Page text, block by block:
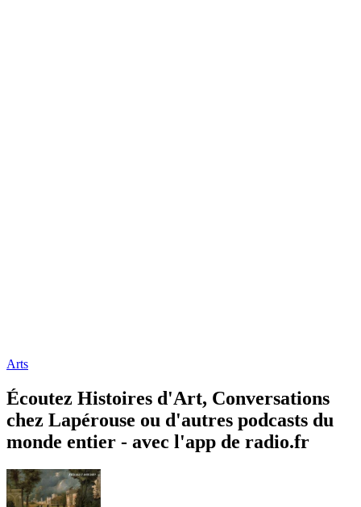
Arts
Écoutez Histoires d'Art, Conversations
chez Lapérouse ou d'autres podcasts du
monde entier - avec l'app de radio.fr